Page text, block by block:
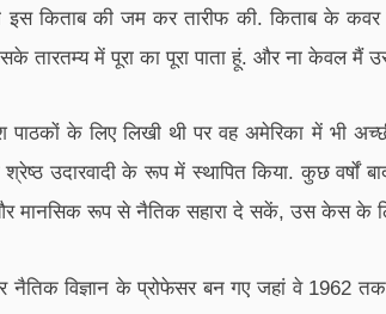
किताब की जम कर तारीफ की. किताब के कवर
तारतम्य में पूरा का पूरा पाता हूं. और ना केवल
पाठकों के लिए लिखी थी पर वह अमेरिका में भी
उदारवादी के रूप में स्थापित किया. कुछ वर्षों
और मानसिक रूप से नैतिक सहारा दे सकें, उस केस के
विज्ञान के प्रोफेसर बन गए जहां वे 1962 तक